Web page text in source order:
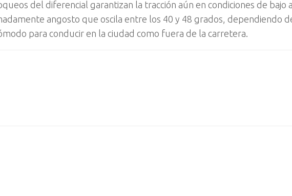
del diferencial garantizan la tracción aún en condiciones de bajo
angosto que oscila entre los 40 y 48 grados, dependiendo
para conducir en la ciudad como fuera de la carretera.